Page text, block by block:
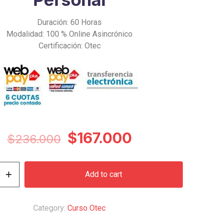
Duración: 60 Horas
Modalidad: 100 % Online Asincrónico
Certificación: Otec
$236.000 Original
was:
$236.000.
$167.000Current
is:
Add to cart
Category: Curso Otec